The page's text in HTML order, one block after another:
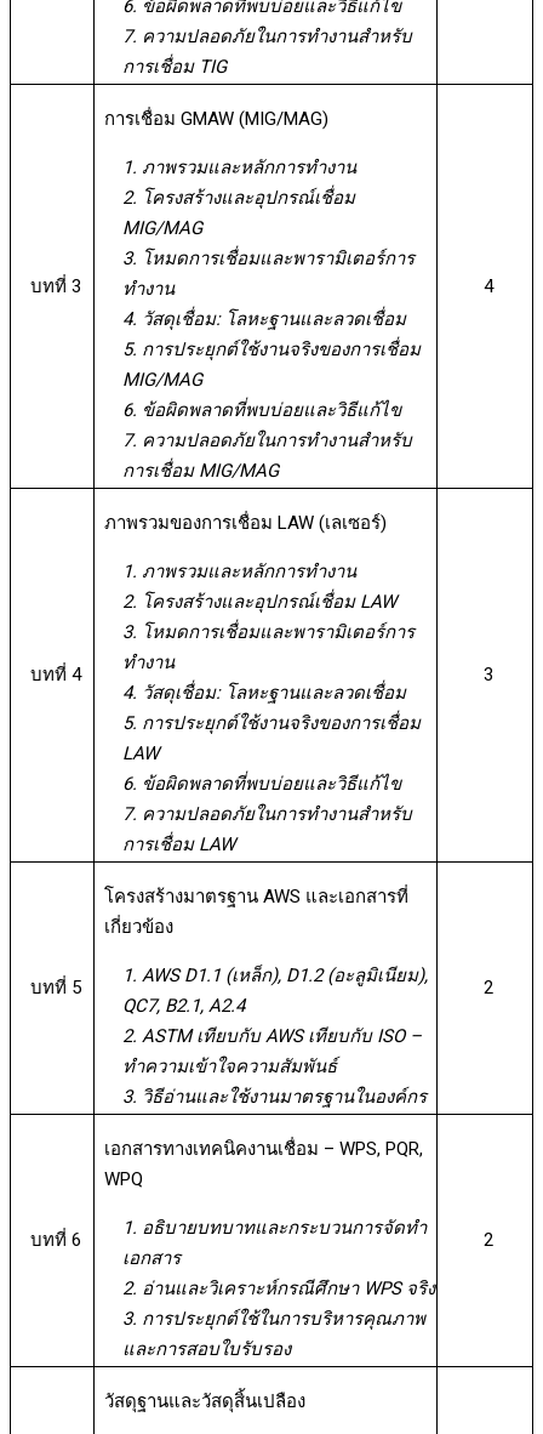
6. ข้อผิดพลาดที่พบบ่อยและวิธีแก้ไข
7. ความปลอดภัยในการทำงานสำหรับ
การเชื่อม TIG
บทที่ 3
การเชื่อม GMAW (MIG/MAG)
1. ภาพรวมและหลักการทำงาน
2. โครงสร้างและอุปกรณ์เชื่อม
MIG/MAG
3. โหมดการเชื่อมและพารามิเตอร์การ
ทำงาน
4. วัสดุเชื่อม: โลหะฐานและลวดเชื่อม
5. การประยุกต์ใช้งานจริงของการเชื่อม
MIG/MAG
6. ข้อผิดพลาดที่พบบ่อยและวิธีแก้ไข
7. ความปลอดภัยในการทำงานสำหรับ
การเชื่อม MIG/MAG
4
บทที่ 4
ภาพรวมของการเชื่อม LAW (เลเซอร์)
1. ภาพรวมและหลักการทำงาน
2. โครงสร้างและอุปกรณ์เชื่อม LAW
3. โหมดการเชื่อมและพารามิเตอร์การ
ทำงาน
4. วัสดุเชื่อม: โลหะฐานและลวดเชื่อม
5. การประยุกต์ใช้งานจริงของการเชื่อม
LAW
6. ข้อผิดพลาดที่พบบ่อยและวิธีแก้ไข
7. ความปลอดภัยในการทำงานสำหรับ
การเชื่อม LAW
3
บทที่ 5
โครงสร้างมาตรฐาน AWS และเอกสารที่
เกี่ยวข้อง
1. AWS D1.1 (เหล็ก), D1.2 (อะลูมิเนียม),
QC7, B2.1, A2.4
2. ASTM เทียบกับ AWS เทียบกับ ISO –
ทำความเข้าใจความสัมพันธ์
3. วิธีอ่านและใช้งานมาตรฐานในองค์กร
2
บทที่ 6
เอกสารทางเทคนิคงานเชื่อม – WPS, PQR,
WPQ
1. อธิบายบทบาทและกระบวนการจัดทำ
เอกสาร
2. อ่านและวิเคราะห์กรณีศึกษา WPS จริง
3. การประยุกต์ใช้ในการบริหารคุณภาพ
และการสอบใบรับรอง
2
วัสดุฐานและวัสดุสิ้นเปลือง